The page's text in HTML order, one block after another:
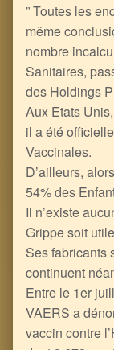
” Toutes les
même
nombre
Sanitaires,
des Holdings
Aux Etats
il a été
Vaccinales.
D’ailleurs,
54% des
Il n’existe
Grippe soit
Ses fabricants
continuent
Entre le 1er
VAERS a
vaccin contre